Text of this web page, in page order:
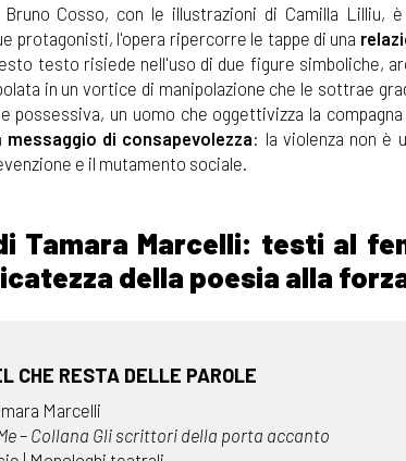
Cosso, con le illustrazioni di Camilla Lilliu, è
protagonisti, l'opera ripercorre le tappe di una
testo risiede nell'uso di due figure simboliche,
in un vortice di manipolazione che le sottrae
possessiva, un uomo che oggettivizza la
messaggio di consapevolezza: la violenza non è
e il mutamento sociale.
Tamara Marcelli: testi al
della poesia alla
CHE RESTA DELLE PAROLE
Marcelli
– Collana Gli scrittori della porta accanto